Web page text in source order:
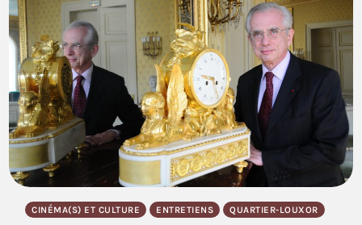
CINÉMA(S) ET CULTURE ENTRETIENS QUARTIER-LOUXOR